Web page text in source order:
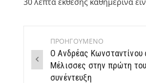
Post
navigation
ΠΡΟΗΓΟΥΜΕΝΟ
Ο Ανδρέας Κωνσταντίνου
Μέλισσες στην πρώτη
συνέντευξη